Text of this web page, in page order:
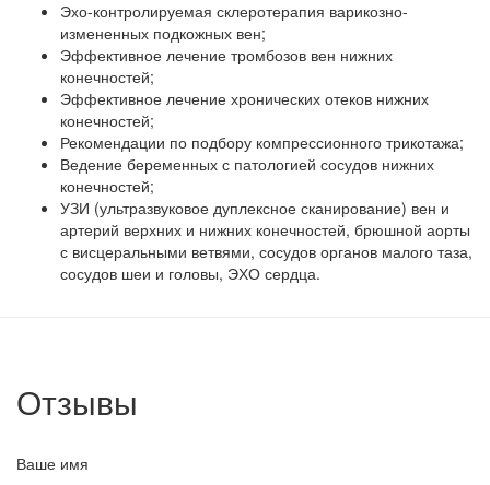
Эхо-контролируемая склеротерапия варикозно-
измененных подкожных вен;
Эффективное лечение тромбозов вен нижних
конечностей;
Эффективное лечение хронических отеков нижних
конечностей;
Рекомендации по подбору компрессионного трикотажа;
Ведение беременных с патологией сосудов нижних
конечностей;
УЗИ (ультразвуковое дуплексное сканирование) вен и
артерий верхних и нижних конечностей, брюшной аорты
с висцеральными ветвями, сосудов органов малого таза,
сосудов шеи и головы, ЭХО сердца.
Отзывы
Ваше имя